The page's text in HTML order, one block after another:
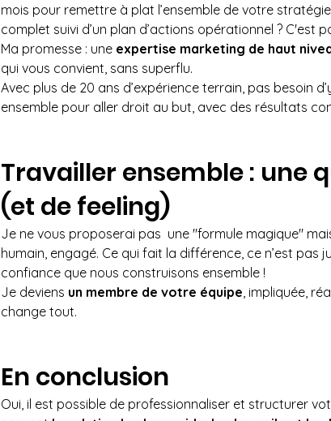
mois pour remettre à plat l’ensemble de votre
complet suivi d’un plan d’actions opérationnel ? C'est
Ma promesse : une expertise marketing de haut
qui vous convient, sans superflu.
Avec plus de 20 ans d’expérience terrain, pas besoin
ensemble pour aller droit au but, avec des résultats
Travailler ensemble : une
(et de feeling)
Je ne vous proposerai pas  une "formule magique"
humain, engagé. Ce qui fait la différence, ce n’est pas
confiance que nous construisons ensemble !
Je deviens un membre de votre équipe , impliquée,
change tout.
En conclusion
Oui, il est possible de professionnaliser et structurer